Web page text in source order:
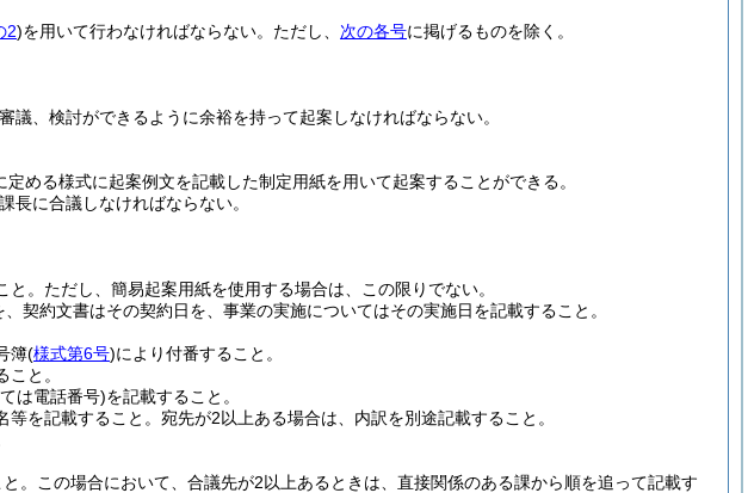
2)を用いて行わなければならない。 ただし、 次の各号に掲げるものを除く。
、検討ができるように余裕を持って起案しなければならない。
める様式に起案例文を記載した制定用紙を用いて起案することができる。
長に合議しなければならない。
。 ただし、簡易起案用紙を使用する場合は、この限りでない。
契約文書はその契約日を、事業の実施についてはその実施日を記載すること。
簿(様式第6号)により付番すること。
と。
は電話番号)を記載すること。
を記載すること。 宛先が2以上ある場合は、内訳を別途記載すること。
。
この場合において、合議先が2以上あるときは、直接関係のある課から順を追って記載す